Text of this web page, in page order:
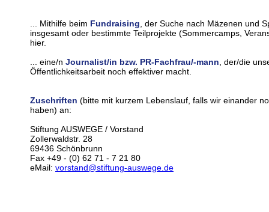
... Mithilfe beim Fundraising , der Suche nach Mäzenen und
insgesamt oder bestimmte Teilprojekte (Sommercamps,
hier.
... eine/n Journalist/in bzw. PR-Fachfrau/-mann , der/die
Öffentlichkeitsarbeit noch effektiver macht.
Zuschriften (bitte mit kurzem Lebenslauf, falls wir einander
haben) an:
Stiftung AUSWEGE / Vorstand
Zollerwaldstr. 28
69436 Schönbrunn
Fax +49 - (0) 62 71 - 7 21 80
eMail: vorstand@stiftung-auswege.de